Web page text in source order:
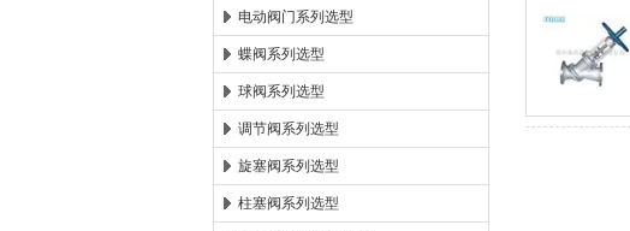
郑州森玛自控阀门有限公司
电动阀门系列选型
蝶阀系列选型
球阀系列选型
调节阀系列选型
旋塞阀系列选型
柱塞阀系列选型